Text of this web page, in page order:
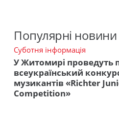
Популярні новини
Суботня інформація
У Житомирі проведуть
всеукраїнський
музикантів «Richter
Competition»